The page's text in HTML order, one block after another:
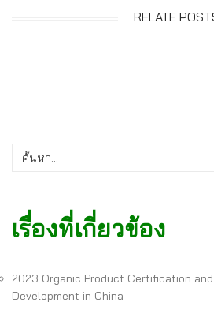
RELATE
เรื่องที่เกี่ยวข้อง
2023 Organic Product Certification
Development in China